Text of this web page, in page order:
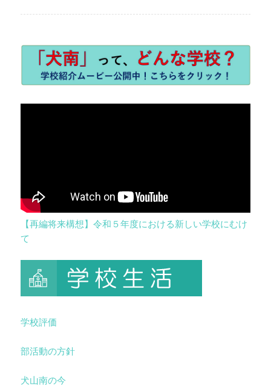
【再編将来構想】令和５年度における新しい学校にむけ
て
学校評価
部活動の方針
犬山南の今